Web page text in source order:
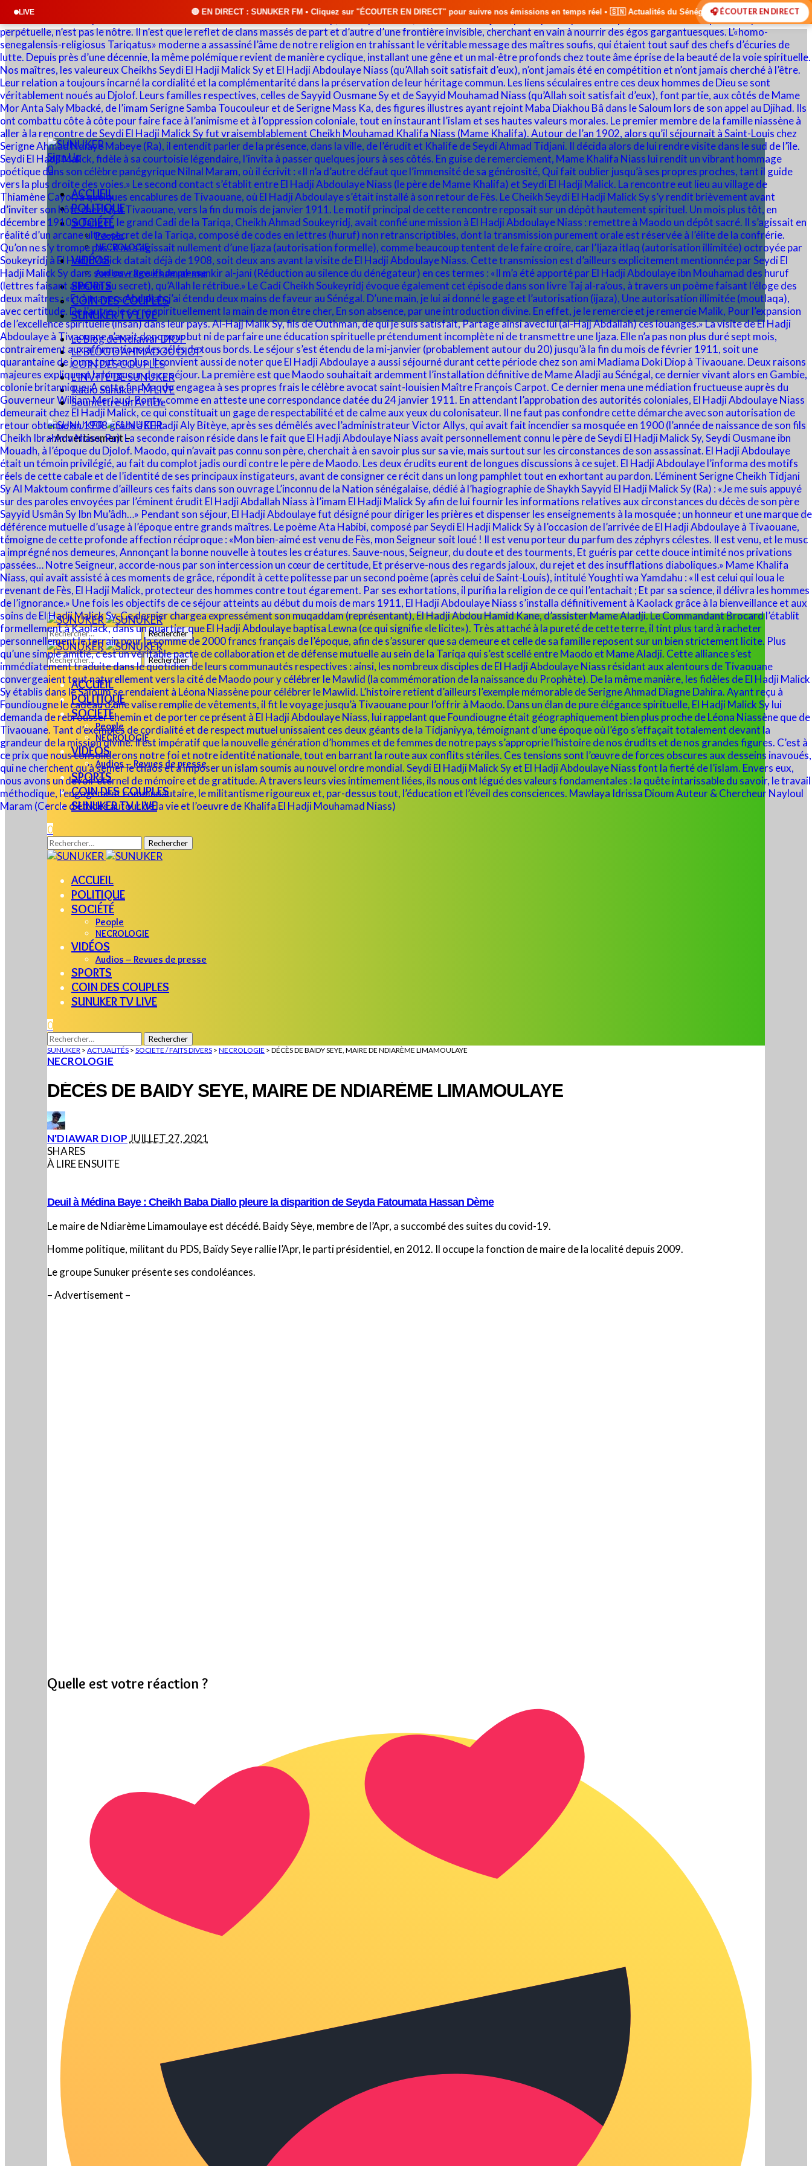
LIVE 🔴 EN DIRECT : SUNUKER FM • Cliquez sur "ÉCOUTER EN DIRECT" pour suivre nos émissions en temps réel • 🇸🇳 Actualités du Sénégal • 🌍 Actualités Internationales • 🎙️ Débats
🎧 ÉCOUTER EN DIRECT
Sign Up
0
ACCUEIL
POLITIQUE
SOCIÉTÉ
People
NECROLOGIE
VIDÉOS
Audios – Revues de presse
SPORTS
COIN DES COUPLES
SUNUKER TV LIVE
Le Blog de Ndiawar DIOP
LE BLOG D’AHMADOU DIOP
COIN DES COUPLES
L’INVITÉ DE SUNUKER
Radio Sunuker FM LIVE
Soumettre un Article
– Advertisement –
Rechercher :
Rechercher :
ACCUEIL
POLITIQUE
SOCIÉTÉ
People
NECROLOGIE
VIDÉOS
Audios – Revues de presse
SPORTS
COIN DES COUPLES
SUNUKER TV LIVE
0
Rechercher :
ACCUEIL
POLITIQUE
SOCIÉTÉ
People
NECROLOGIE
VIDÉOS
Audios – Revues de presse
SPORTS
COIN DES COUPLES
SUNUKER TV LIVE
0
Rechercher :
SUNUKER > ACTUALITÉS > SOCIETE / FAITS DIVERS > NECROLOGIE > DÉCÈS DE BAIDY SEYE, MAIRE DE NDIARÈME LIMAMOULAYE
NECROLOGIE
DÉCÈS DE BAIDY SEYE, MAIRE DE NDIARÈME LIMAMOULAYE
POSTED
BY
N'DIAWAR DIOPJUILLET 27, 2021
SHARES
À LIRE ENSUITE
Deuil à Médina Baye : Cheikh Baba Diallo pleure la disparition de Seyda Fatoumata Hassan Dème
Le maire de Ndiarème Limamoulaye est décédé. Baidy Sèye, membre de l’Apr, a succombé des suites du covid-19.
Homme politique, militant du PDS, Baïdy Seye rallie l’Apr, le parti présidentiel, en 2012. Il occupe la fonction de maire de la localité depuis 2009.
Le groupe Sunuker présente ses condoléances.
– Advertisement –
Quelle est votre réaction ?